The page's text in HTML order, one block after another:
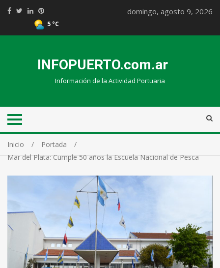
5 °C
domingo, agosto 9, 2026
INFOPUERTO.com.ar
Información de la Actividad Portuaria
Inicio
Portada
Mar del Plata: Cumple 50 años la Escuela Nacional de Pesca